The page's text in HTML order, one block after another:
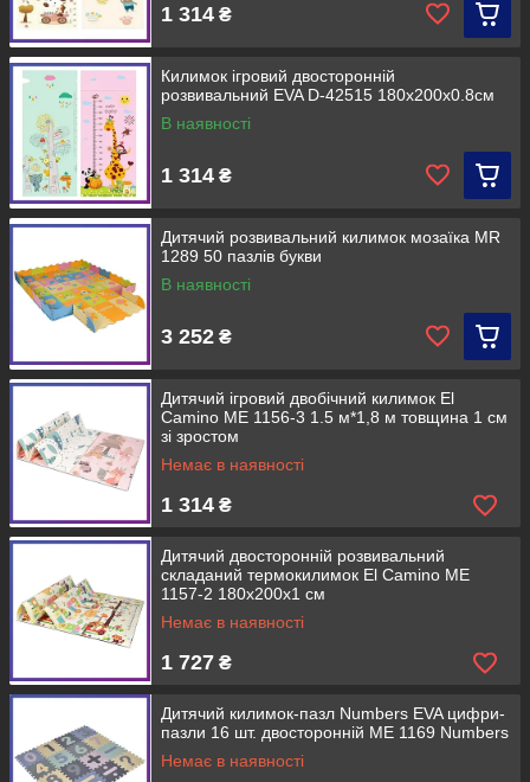
1 314 ₴
Килимок ігровий двосторонній
розвивальний EVA D-42515 180х200х0.8см
В наявності
1 314 ₴
Дитячий розвивальний килимок мозаїка MR
1289 50 пазлів букви
В наявності
3 252 ₴
Дитячий ігровий двобічний килимок El
Camino ME 1156-3 1.5 м*1,8 м товщина 1 см
зі зростом
Немає в наявності
1 314 ₴
Дитячий двосторонній розвивальний
складаний термокилимок El Camino ME
1157-2 180х200х1 см
Немає в наявності
1 727 ₴
Дитячий килимок-пазл Numbers EVA цифри-
пазли 16 шт. двосторонній ME 1169 Numbers
Немає в наявності